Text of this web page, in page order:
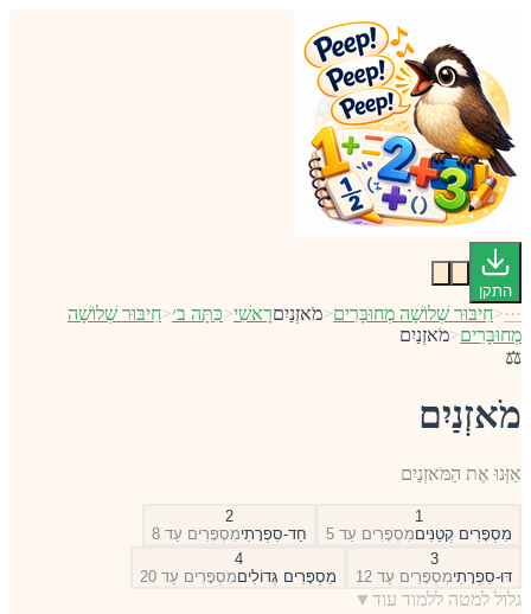
התקן
···
<חִיבּוּר שְׁלוֹשָׁה מְחוּבָּרִים<מֹאזְנַיִםרָאשִׁי<כִּתָּה ב׳<חִיבּוּר שְׁלוֹשָׁה
מְחוּבָּרִים<מֹאזְנַיִם
⚖️
מֹאזְנַיִם
אַזְּנוּ אֶת הַמֹּאזְנַיִם
1
מִסְפָּרִים קְטַנִּיםמִסְפָּרִים עַד 5
2
חַד-סִפְרָתִימִסְפָּרִים עַד 8
3
דּוּ-סִפְרָתִימִסְפָּרִים עַד 12
4
מִסְפָּרִים גְּדוֹלִיםמִסְפָּרִים עַד 20
גלול למטה ללמוד עוד ▼